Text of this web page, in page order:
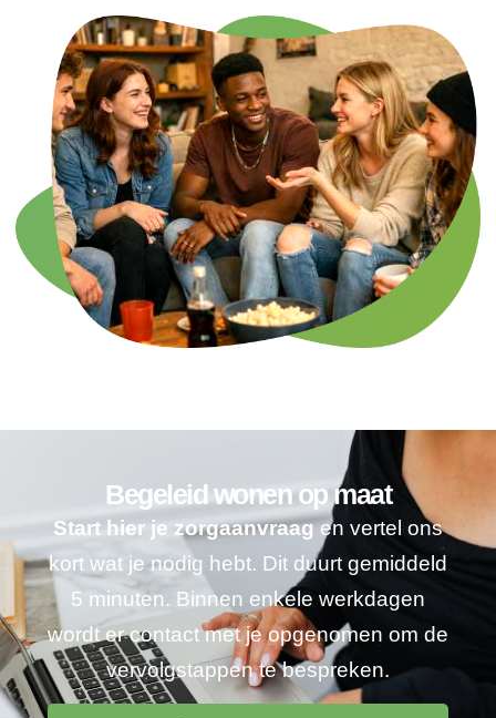
Begeleid wonen op maat
Start hier je zorgaanvraagen vertel ons
kort wat je nodig hebt. Dit duurt gemiddeld
5 minuten. Binnen enkele werkdagen
wordt er contact met je opgenomen om de
vervolgstappen te bespreken.